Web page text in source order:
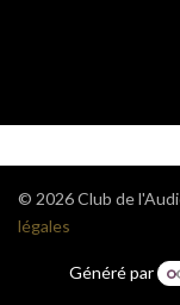
© 2026 Club de
légales
Généré par